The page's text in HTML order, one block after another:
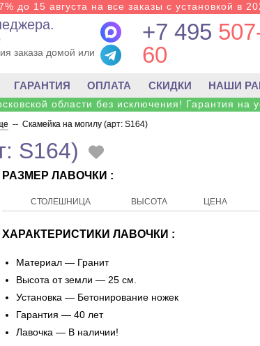
до 15 августа на все заказы с установкой в
заказа домой или
+7 495
60
ГАРАНТИЯ ОПЛАТА СКИДКИ НАШИ
области без исключения! Гарантия на
-- Скамейка на могилу (арт: S164)
S164)
РАЗМЕР ЛАВОЧКИ :
СТОЛЕШНИЦА ВЫСОТА ЦЕНА
ХАРАКТЕРИСТИКИ ЛАВОЧКИ :
Материал — Гранит
Высота от земли — 25 см.
Установка — Бетонирование ножек
Гарантия — 40 лет
Лавочка — В наличии!